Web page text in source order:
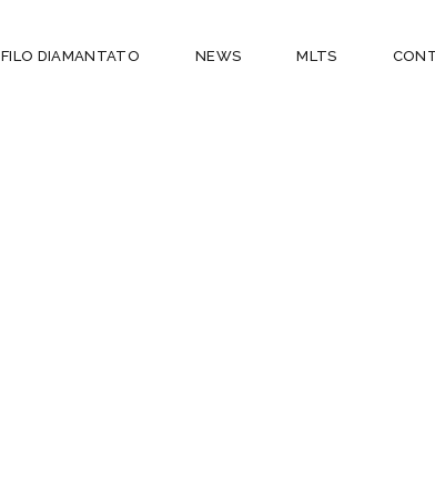
FILO DIAMANTATO NEWS MLTS